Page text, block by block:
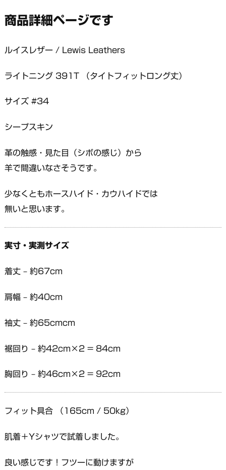
商品詳細ページです
ルイスレザー / Lewis Leathers
ライトニング 391T （タイトフィットロング丈）
サイズ #34
シープスキン
革の触感・見た目（シボの感じ）から
羊で間違いなさそうです。
少なくともホースハイド・カウハイドでは
無いと思います。
実寸・実測サイズ
着丈 – 約67cm
肩幅 – 約40cm
袖丈 – 約65cmcm
裾回り – 約42cm×2 = 84cm
胸回り – 約46cm×2 = 92cm
フィット具合 （165cm / 50kg）
肌着＋Yシャツで試着しました。
良い感じです！フツーに動けますが